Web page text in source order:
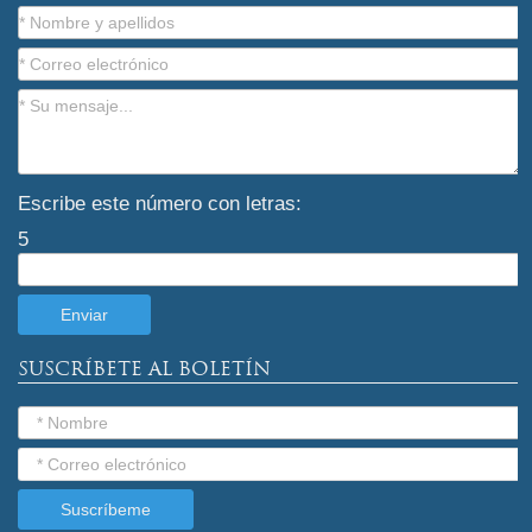
Escribe este número con letras:
5
SUSCRÍBETE AL BOLETÍN